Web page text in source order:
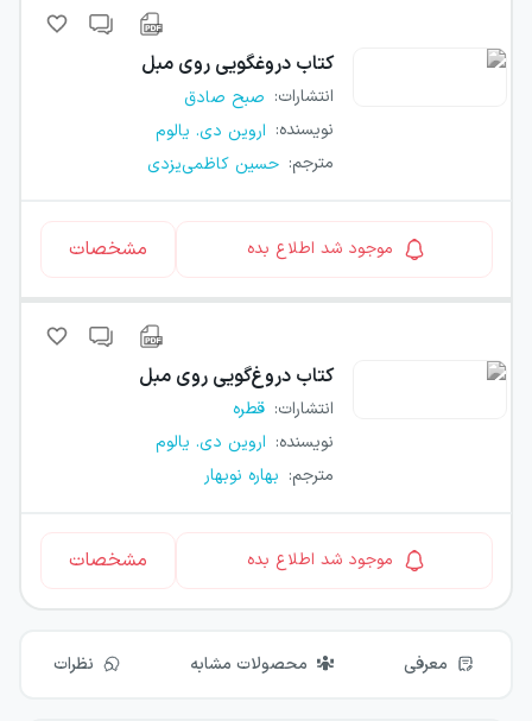
کتاب دروغگویی روی مبل
انتشارات: صبح صادق
نویسنده: اروین دی. یالوم
مترجم: حسین کاظمی‌یزدی
موجود شد اطلاع بده مشخصات
کتاب دروغ‌گویی روی مبل
انتشارات: قطره
نویسنده: اروین دی. یالوم
مترجم: بهاره نوبهار
موجود شد اطلاع بده مشخصات
معرفی محصولات مشابه نظرات